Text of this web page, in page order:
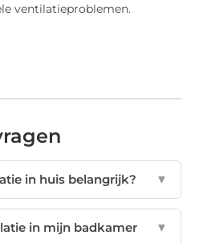
ventilatieproblemen.
in huis belangrijk? ▼
in mijn badkamer
▼